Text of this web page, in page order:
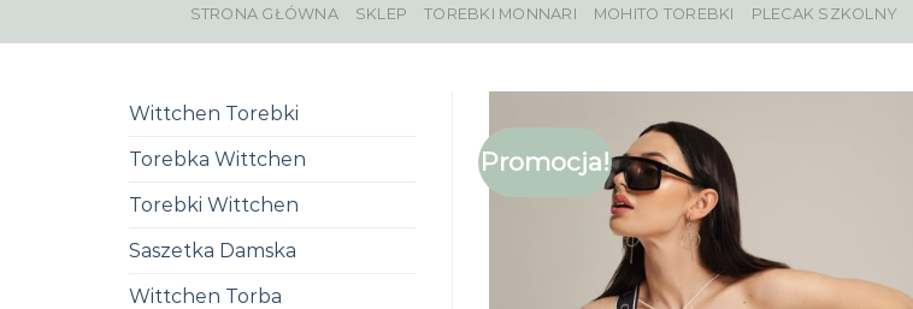
STRONA GŁÓWNA SKLEP TOREBKI MONNARI MOHITO TOREBKI PLECAK SZKOLNY
Wittchen Torebki
Torebka Wittchen
Torebki Wittchen
Saszetka Damska
Wittchen Torba
Promocja!